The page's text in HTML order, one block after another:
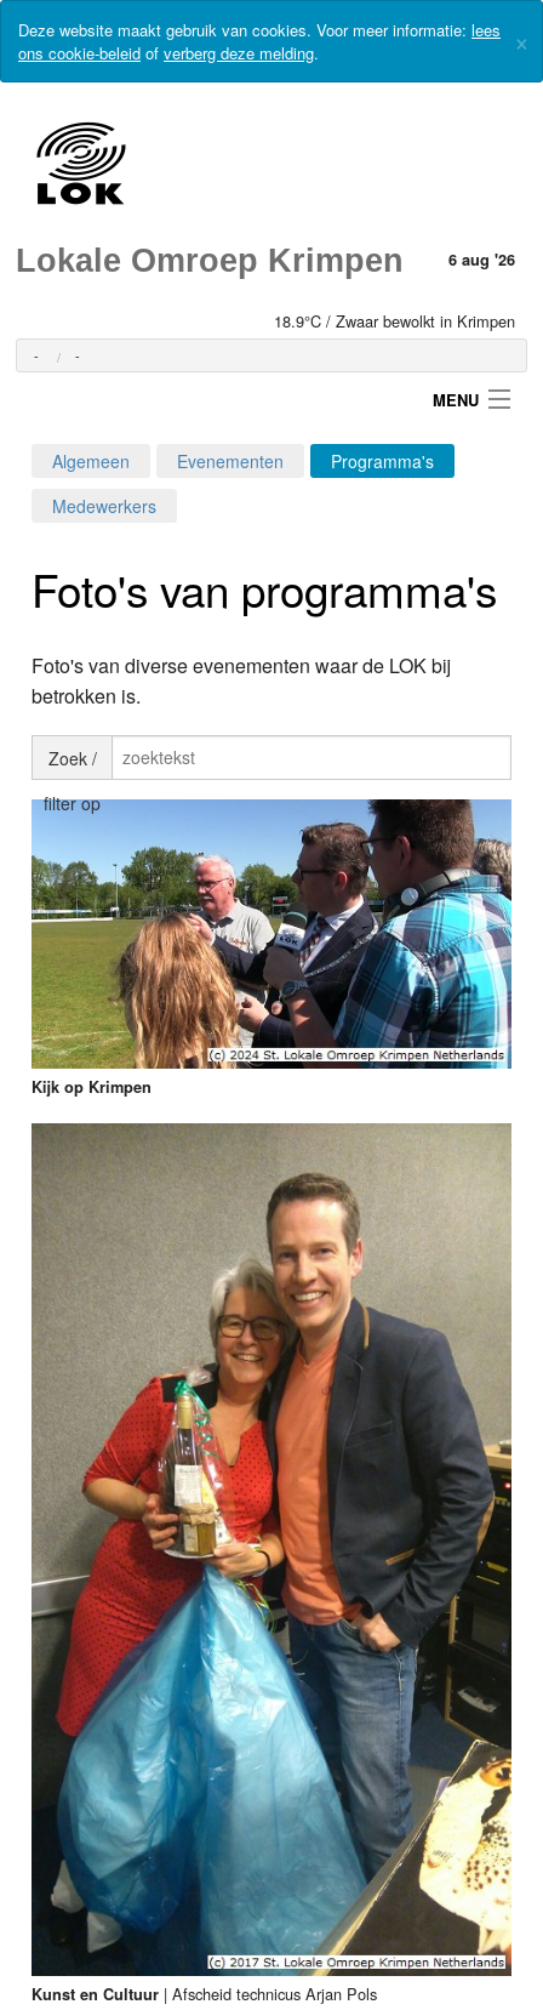
Deze website maakt gebruik van cookies. Voor meer informatie: lees
ons cookie-beleid of verberg deze melding. ×
Lokale Omroep Krimpen 6 aug '26
18.9°C / Zwaar bewolkt in Krimpen
- -
MENU
Programma's
Nieuws
Video
Info
Algemeen Evenementen
Programma's
Medewerkers
Foto's van programma's
Foto's van diverse evenementen waar de LOK bij
betrokken is.
Zoek /
filter op
Kijk op Krimpen
Kunst en Cultuur |Afscheid technicus Arjan Pols